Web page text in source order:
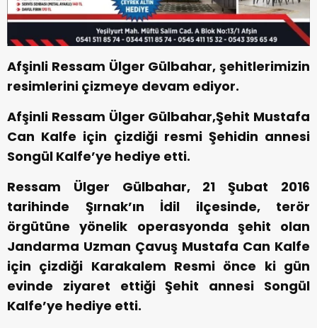
Afşinli Ressam Ülger Gülbahar, şehitlerimizin
resimlerini çizmeye devam ediyor.
Afşinli Ressam Ülger Gülbahar,Şehit Mustafa
Can Kalfe için çizdiği resmi Şehidin annesi
Songül Kalfe’ye hediye etti.
Ressam Ülger Gülbahar, 21 Şubat 2016
tarihinde Şırnak’ın İdil ilçesinde, terör
örgütüne yönelik operasyonda şehit olan
Jandarma Uzman Çavuş Mustafa Can Kalfe
için çizdiği Karakalem Resmi önce ki gün
evinde ziyaret ettiği Şehit annesi Songül
Kalfe’ye hediye etti.